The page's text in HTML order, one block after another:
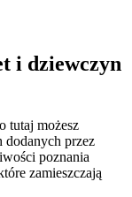
i dziewczyn
tutaj możesz
dodanych przez
poznania
zamieszczają